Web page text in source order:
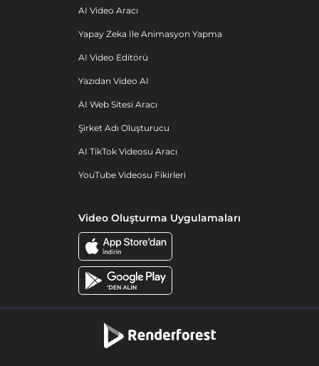
AI Video Aracı
Yapay Zeka Ile Animasyon Yapma
AI Video Editörü
Yazıdan Video AI
AI Web Sitesi Aracı
Şirket Adı Oluşturucu
AI TikTok Videosu Aracı
YouTube Videosu Fikirleri
Video Oluşturma Uygulamaları